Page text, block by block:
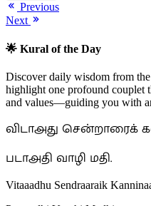
Previous
Next
🌟 Kural of the Day
Discover daily wisdom from
highlight one profound couplet
and values—guiding you with
விடாஅது
படாஅதி வாழி மதி.
Vitaaadhu Sendraaraik